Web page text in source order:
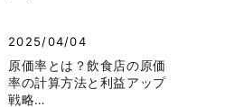
2025/04/04
原価率とは？飲食店の原価
率の計算方法と利益アップ
戦略…